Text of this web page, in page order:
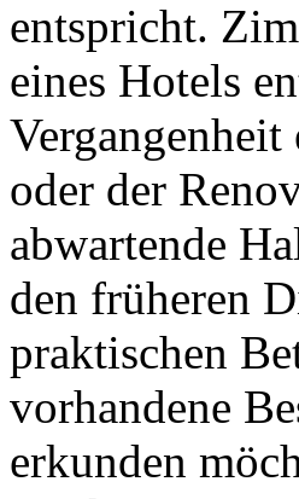
entspricht.
eines Hotels
Vergangenheit
oder der
abwartende
den früheren
praktischen
vorhandene
erkunden